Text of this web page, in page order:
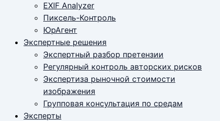
EXIF Analyzer
Пиксель-Контроль
ЮрАгент
Экспертные решения
Экспертный разбор претензии
Регулярный контроль авторских рисков
Экспертиза рыночной стоимости
изображения
Групповая консультация по средам
Эксперты